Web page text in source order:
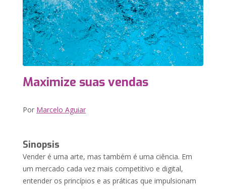
Maximize suas vendas
Por Marcelo Aguiar
Sinopsis
Vender é uma arte, mas também é uma ciência. Em
um mercado cada vez mais competitivo e digital,
entender os princípios e as práticas que impulsionam